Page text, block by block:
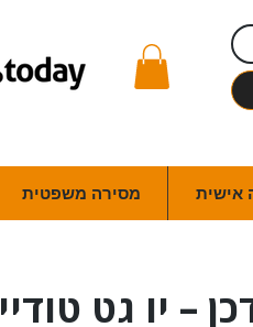
אישית מסירה משפטית
– יו גט טודיי